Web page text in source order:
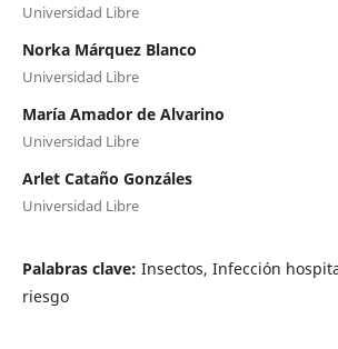
Universidad Libre
Norka Márquez Blanco
Universidad Libre
María Amador de Alvarino
Universidad Libre
Arlet Cataño Gonzáles
Universidad Libre
Palabras clave: Insectos, Infección
riesgo